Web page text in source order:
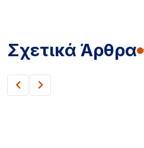
Σχετικά Άρθρα